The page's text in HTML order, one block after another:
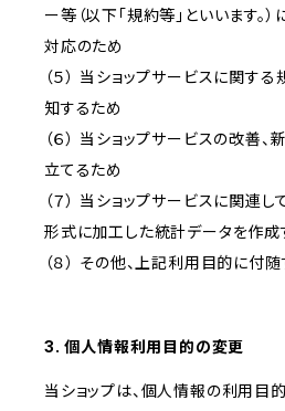
ー等（以下「規約等」といいます。
対応のため
（５） 当ショップサービスに関す
知するため
（６） 当ショップサービスの改善
立てるため
（７） 当ショップサービスに関連
形式に加工した統計データを作成
（８） その他、上記利用目的に付
3. 個人情報利用目的の変更
当ショップは、個人情報の利用目